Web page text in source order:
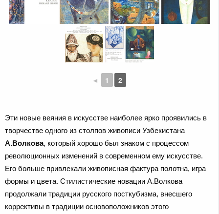
◄ 1 2
Эти новые веяния в искусстве наиболее ярко проявились в
творчестве одного из столпов живописи Узбекистана
А.Волкова, который хорошо был знаком с процессом
революционных изменений в современном ему искусстве.
Его больше привлекали живописная фактура полотна, игра
формы и цвета. Стилистические новации А.Волкова
продолжали традиции русского посткубизма, внесшего
коррективы в традиции основоположников этого